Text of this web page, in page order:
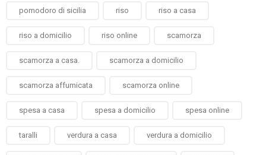
pomodoro di sicilia riso riso a casa
riso a domicilio riso online scamorza
scamorza a casa. scamorza a domicilio
scamorza affumicata scamorza online
spesa a casa spesa a domicilio spesa online
taralli verdura a casa verdura a domicilio